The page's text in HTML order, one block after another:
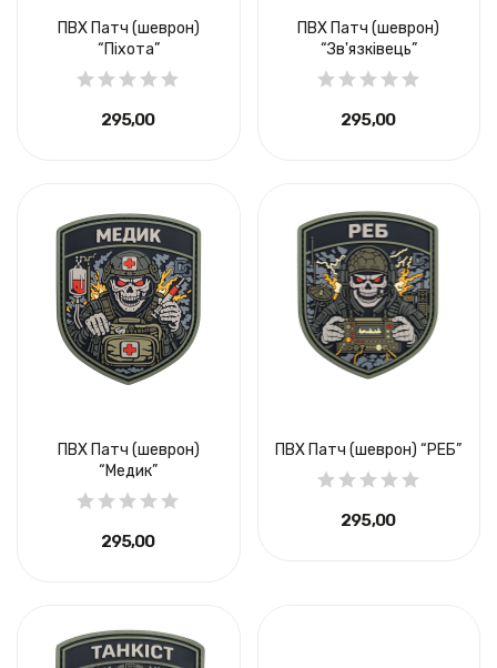
ПВХ Патч (шеврон)
“Піхота”
295,00 ₴
ПВХ Патч (шеврон)
“Зв'язківець”
295,00 ₴
ПВХ Патч (шеврон)
“Медик”
295,00 ₴
ПВХ Патч (шеврон) “РЕБ”
295,00 ₴